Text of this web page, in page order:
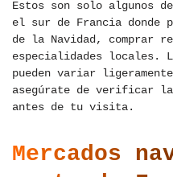
Estos son solo algunos
el sur de Francia donde
de la Navidad, comprar
especialidades locales.
pueden variar
asegúrate de verificar
antes de tu visita.
Mercados